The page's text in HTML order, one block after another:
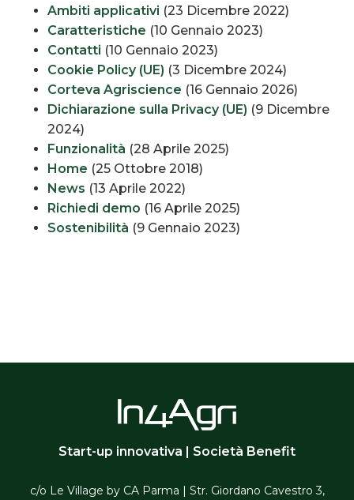
Ambiti applicativi (23 Dicembre 2022)
Caratteristiche (10 Gennaio 2023)
Contatti (10 Gennaio 2023)
Cookie Policy (UE) (3 Dicembre 2024)
Corteva Agriscience (16 Gennaio 2026)
Dichiarazione sulla Privacy (UE) (9 Dicembre
2024)
Funzionalità (28 Aprile 2025)
Home (25 Ottobre 2018)
News (13 Aprile 2022)
Richiedi demo (16 Aprile 2025)
Sostenibilità (9 Gennaio 2023)
Start-up innovativa | Società Benefit
c/o Le Village by CA Parma | Str. Giordano Cavestro 3,